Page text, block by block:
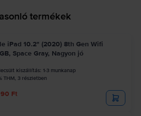
termékek
iPad 10.2" (2020) 8th Gen Wifi
Space Gray, Nagyon jó
kiszállítás: 1-3 munkanap
THM, 3 részletben
Ft